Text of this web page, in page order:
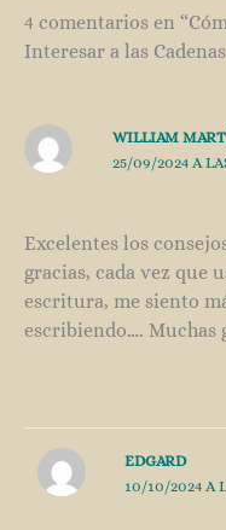
4 comentarios en
Interesar a las
WILLIAM
25/09/2024 A
Excelentes los
gracias, cada vez que
escritura, me siento
escribiendo…. Muchas
EDGARD
10/10/2024 A